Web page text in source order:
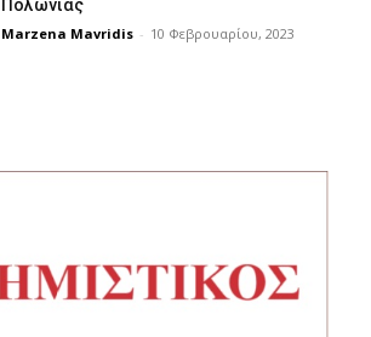
Πολωνίας
Marzena Mavridis - 10 Φεβρουαρίου, 2023